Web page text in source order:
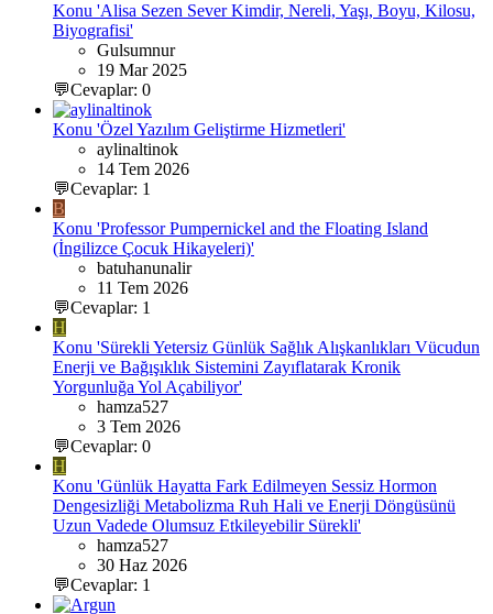
Konu 'Alisa Sezen Sever Kimdir, Nereli, Yaşı, Boyu, Kilosu,
Biyografisi'
Gulsumnur
19 Mar 2025
💬Cevaplar: 0
Konu 'Özel Yazılım Geliştirme Hizmetleri'
aylinaltinok
14 Tem 2026
💬Cevaplar: 1
B
Konu 'Professor Pumpernickel and the Floating Island
(İngilizce Çocuk Hikayeleri)'
batuhanunalir
11 Tem 2026
💬Cevaplar: 1
H
Konu 'Sürekli Yetersiz Günlük Sağlık Alışkanlıkları Vücudun
Enerji ve Bağışıklık Sistemini Zayıflatarak Kronik
Yorgunluğa Yol Açabiliyor'
hamza527
3 Tem 2026
💬Cevaplar: 0
H
Konu 'Günlük Hayatta Fark Edilmeyen Sessiz Hormon
Dengesizliği Metabolizma Ruh Hali ve Enerji Döngüsünü
Uzun Vadede Olumsuz Etkileyebilir Sürekli'
hamza527
30 Haz 2026
💬Cevaplar: 1